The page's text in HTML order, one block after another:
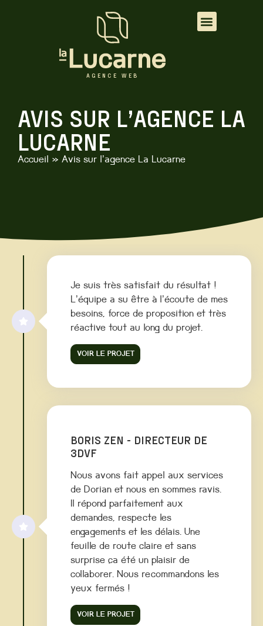
AGENCE WEB
AVIS SUR L’AGENCE LA
LUCARNE
Accueil » Avis sur l’agence La Lucarne
AGENCE WEB
Je suis très satisfait du résultat !
L’équipe a su être à l’écoute de mes
besoins, force de proposition et très
réactive tout au long du projet.
VOIR LE PROJET
BORIS ZEN - DIRECTEUR DE
3DVF
Nous avons fait appel aux services
de Dorian et nous en sommes ravis.
Il répond parfaitement aux
demandes, respecte les
engagements et les délais. Une
feuille de route claire et sans
surprise ça été un plaisir de
collaborer. Nous recommandons les
yeux fermés !
VOIR LE PROJET